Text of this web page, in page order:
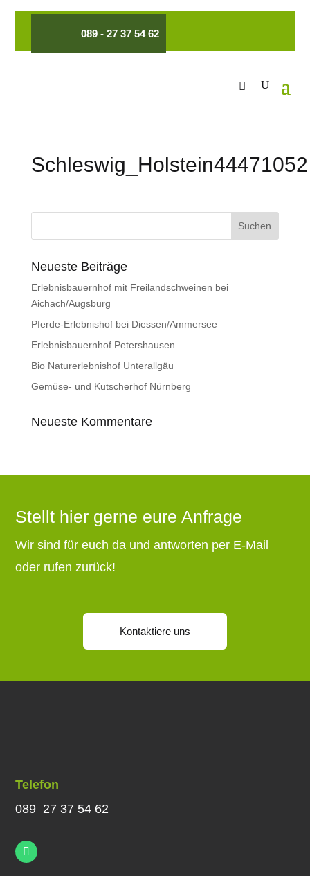
089 - 27 37 54 62
Schleswig_Holstein44471052
Neueste Beiträge
Erlebnisbauernhof mit Freilandschweinen bei
Aichach/Augsburg
Pferde-Erlebnishof bei Diessen/Ammersee
Erlebnisbauernhof Petershausen
Bio Naturerlebnishof Unterallgäu
Gemüse- und Kutscherhof Nürnberg
Neueste Kommentare
Stellt hier gerne eure Anfrage
Wir sind für euch da und antworten per E-Mail
oder rufen zurück!
Kontaktiere uns
Telefon
089 27 37 54 62